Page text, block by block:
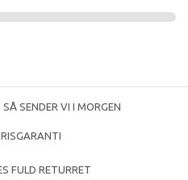
SENDER VI I MORGEN
FULD RETURRET